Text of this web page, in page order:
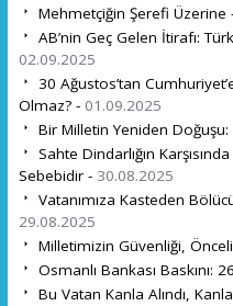
Mehmetçiğin Şerefi Üzerine
AB’nin Geç Gelen İtirafı:
02.09.2025
30 Ağustos’tan
Olmaz? - 01.09.2025
Bir Milletin Yeniden
Sahte Dindarlığın
Sebebidir - 30.08.2025
Vatanımıza Kasteden
29.08.2025
Milletimizin Güvenliği,
Osmanlı Bankası Baskını:
Bu Vatan Kanla Alındı,